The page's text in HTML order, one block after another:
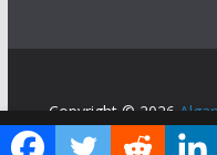
Copyright © 2026
Theme:
ColorMag by